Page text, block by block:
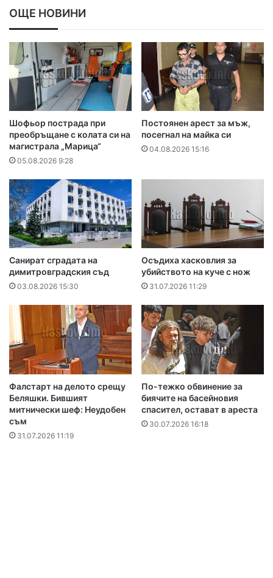
ОЩЕ НОВИНИ
Шофьор пострада при
преобръщане с колата си на
магистрала „Марица“
05.08.2026 9:28
Постоянен арест за мъж,
посегнал на майка си
04.08.2026 15:16
Санират сградата на
димитровградския съд
03.08.2026 15:30
Осъдиха хасковлия за
убийството на куче с нож
31.07.2026 11:29
Фалстарт на делото срещу
Беляшки. Бившият
митнически шеф: Неудобен
съм
31.07.2026 11:19
По-тежко обвинение за
биячите на басейновия
спасител, остават в ареста
30.07.2026 16:18